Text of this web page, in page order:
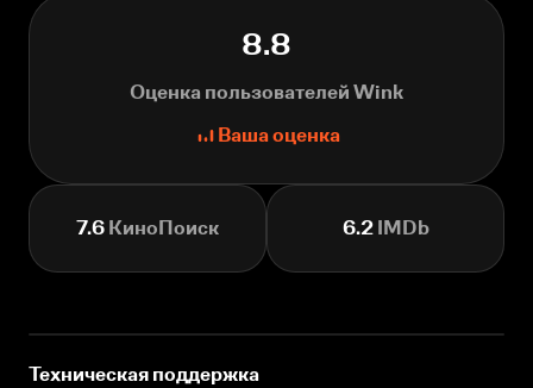
8.8
Оценка пользователей Wink
Ваша оценка
7.6 КиноПоиск 6.2IMDb
Техническая поддержка